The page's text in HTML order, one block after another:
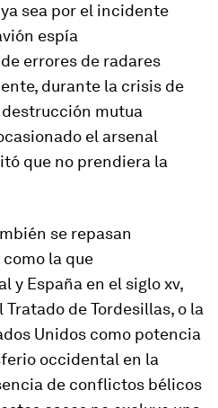
sea por el incidente
espía
errores de radares
durante la crisis de
destrucción mutua
el arsenal
que no prendiera la
se repasan
la que
y España en el siglo xv,
de Tordesillas, o la
Unidos como potencia
occidental en la
de conflictos bélicos